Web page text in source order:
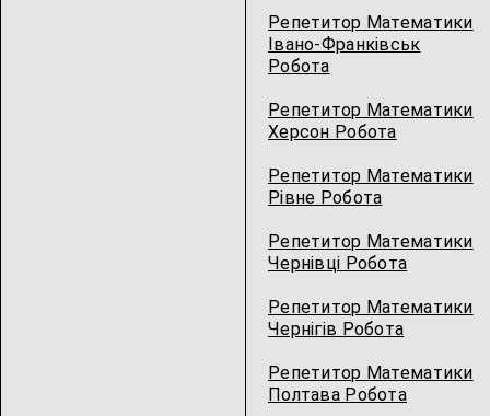
Репетитор Математики
Івано-Франківськ
Робота
Репетитор Математики
Херсон Робота
Репетитор Математики
Рівне Робота
Репетитор Математики
Чернівці Робота
Репетитор Математики
Чернігів Робота
Репетитор Математики
Полтава Робота